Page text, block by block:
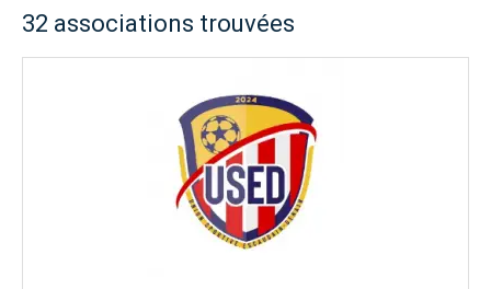
32 associations trouvées